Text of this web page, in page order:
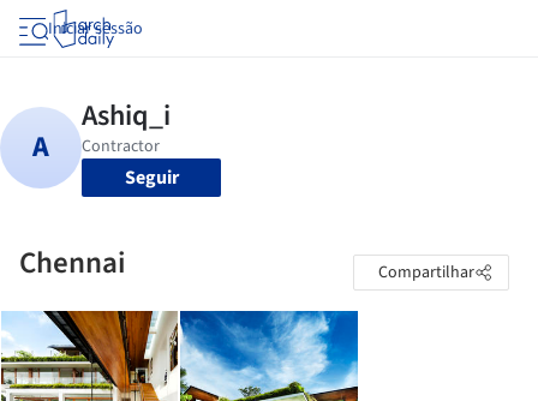
Iniciar sessão
Seguir
Chennai Compartilhar